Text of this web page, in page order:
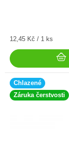
Měrná
12,45 Kč / 1 ks
Chlazené
Záruka čerstvosti